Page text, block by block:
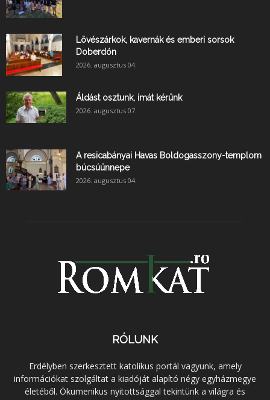
Lövészárkok, kavernák és emberi sorsok
Doberdón
2026. augusztus 04.
Áldást osztunk, imát kérünk
2026. augusztus 07.
A resicabányai Havas Boldogasszony-templom
búcsúünnepe
2026. augusztus 04.
RÓLUNK
Erdélyben szerkesztett katolikus portál vagyunk, amely
információkat szolgáltat a kiadóját alapító négy egyházmegye
életéből. Ökumenikus nyitottsággal tekintünk a világra és